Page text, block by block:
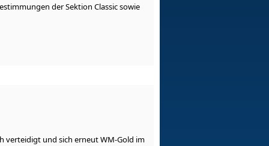
der Sektion Classic sowie
verteidigt und sich erneut WM-Gold im